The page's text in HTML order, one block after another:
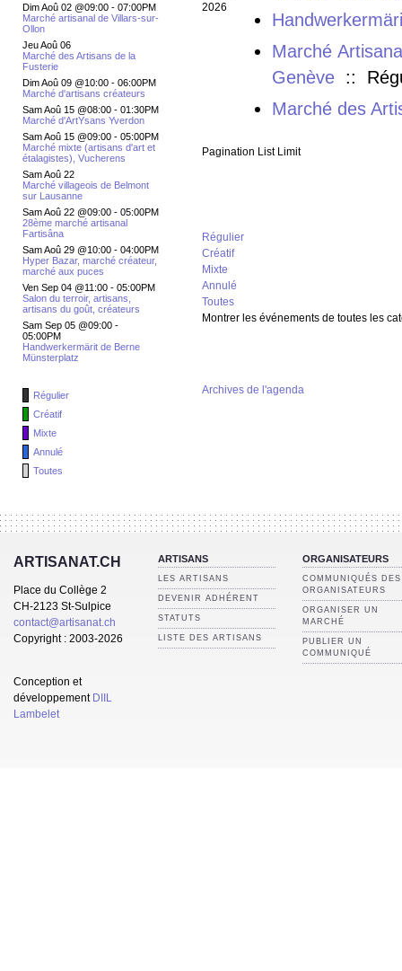
Dim Aoû 02 @09:00 - 07:00PM
Marché artisanal de Villars-sur-
Ollon
Jeu Aoû 06
Marché des Artisans de la
Fusterie
Dim Aoû 09 @10:00 - 06:00PM
Marché d'artisans créateurs
Sam Aoû 15 @08:00 - 01:30PM
Marché d'ArtYsans Yverdon
Sam Aoû 15 @09:00 - 05:00PM
Marché mixte (artisans d'art et
étalagistes), Vucherens
Sam Aoû 22
Marché villageois de Belmont
sur Lausanne
Sam Aoû 22 @09:00 - 05:00PM
28ème marché artisanal
Fartisâna
Sam Aoû 29 @10:00 - 04:00PM
Hyper Bazar, marché créateur,
marché aux puces
Ven Sep 04 @11:00 - 05:00PM
Salon du terroir, artisans,
artisans du goût, créateurs
Sam Sep 05 @09:00 -
05:00PM
Handwerkermärit de Berne
Münsterplatz
Régulier
Créatif
Mixte
Annulé
Toutes
2026
Marché
Genève ::
Marché des
Pagination List Limit
Régulier
Créatif
Mixte
Annulé
Toutes
Montrer les événements de toutes les
Archives de l'agenda
ARTISANAT.CH
Place du Collège 2
CH-2123 St-Sulpice
contact@artisanat.ch
Copyright : 2003-2026
Conception et
développement DIIL
Lambelet
ARTISANS
LES ARTISANS
DEVENIR ADHÉRENT
STATUTS
LISTE DES ARTISANS
ORGANISATEURS
COMMUNIQUÉS DES
ORGANISATEURS
ORGANISER UN
MARCHÉ
PUBLIER UN
COMMUNIQUÉ